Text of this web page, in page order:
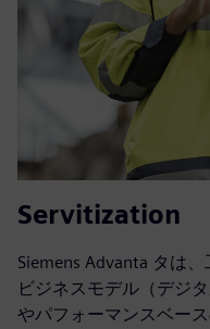
Servitization
Siemens Advanta タは
ビジネスモデル（デジ
やパフォーマンスベー